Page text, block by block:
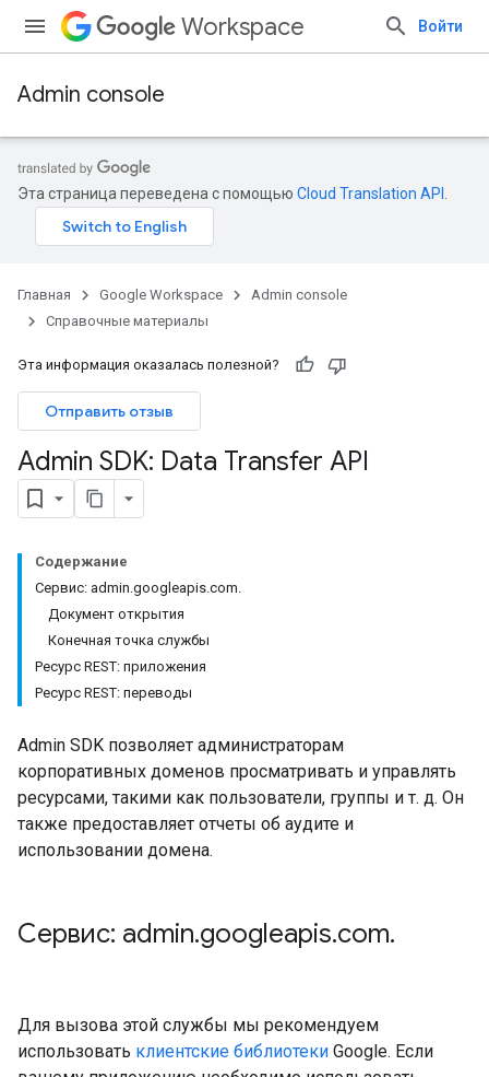
Workspace Войти
Admin console
Эта страница переведена с помощью Cloud Translation API
Главная Google Workspace
Admin console
Справочные материалы
Эта информация оказалась полезной?
Отправить отзыв
Admin SDK: Data Transfer API
Содержание
Сервис: admin.googleapis.com.
Документ открытия
Конечная точка службы
Ресурс REST: приложения
Ресурс REST: переводы
Admin SDK позволяет администраторам
корпоративных доменов просматривать и управлять
ресурсами, такими как пользователи, группы и т. д. Он
также предоставляет отчеты об аудите и
использовании домена.
Сервис: admin.googleapis.com.
Для вызова этой службы мы рекомендуем
использовать клиентские библиотеки Google. Если